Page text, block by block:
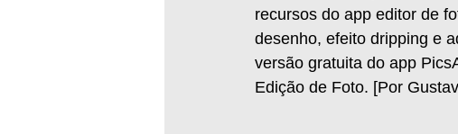
recursos do app editor de
desenho, efeito dripping e
versão gratuita do app
Edição de Foto. [Por